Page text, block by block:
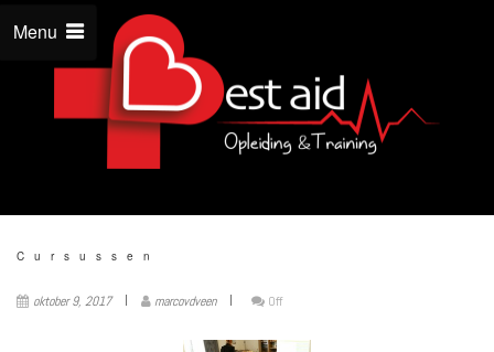
Menu
Cursussen
oktober 9, 2017 marcovdveen Off